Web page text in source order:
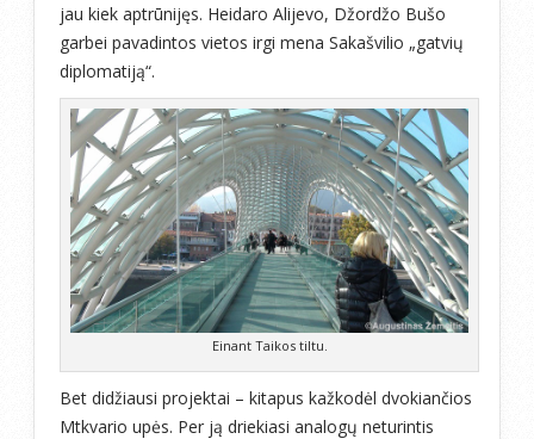
jau kiek aptrūnijęs. Heidaro Alijevo, Džordžo Bušo
garbei pavadintos vietos irgi mena Sakašvilio „gatvių
diplomatiją“.
Einant Taikos tiltu.
Bet didžiausi projektai – kitapus kažkodėl dvokiančios
Mtkvario upės. Per ją driekiasi analogų neturintis